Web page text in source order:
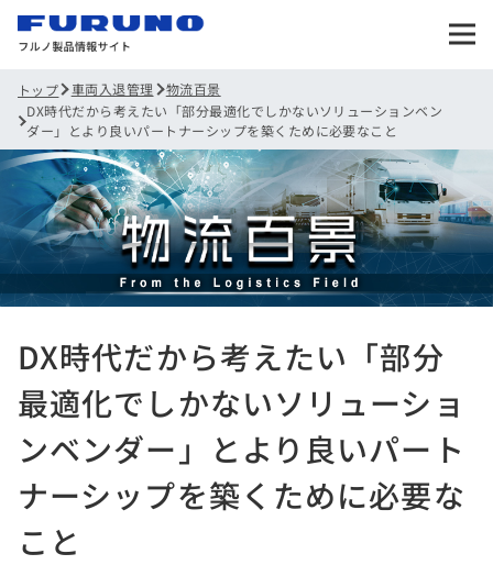
トップ 車両入退管理
物流百景
DX時代だから考えたい「部分最適化でしかないソリューションベン
ダー」とより良いパートナーシップを築くために必要なこと
DX時代だから考えたい「部分
最適化でしかないソリューショ
ンベンダー」とより良いパート
ナーシップを築くために必要な
こと